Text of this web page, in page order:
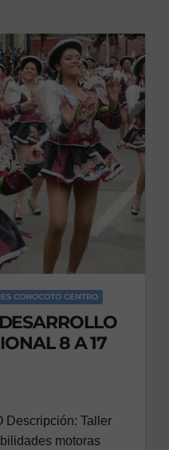
CONOCOTO CENTRO
8 A 17
Descripción: Taller
motoras